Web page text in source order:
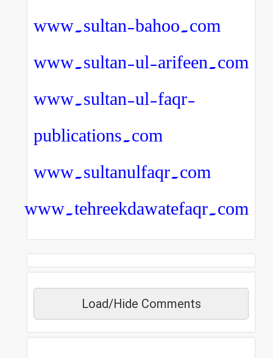
www.sultan-bahoo.com
www.sultan-ul-arifeen.com
www.sultan-ul-faqr-
publications.com
www.sultanulfaqr.com
www.tehreekdawatefaqr.com
Load/Hide Comments